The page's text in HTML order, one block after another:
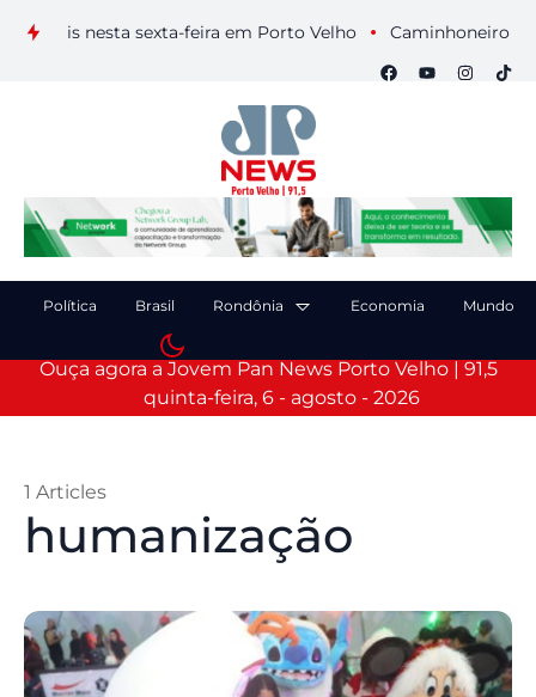
nesta sexta-feira em Porto Velho Caminhoneiro morre
Política Brasil Rondônia Economia Mundo
Ouça agora a Jovem Pan News Porto Velho | 91,5
quinta-feira, 6 - agosto - 2026
humanização
1 Articles